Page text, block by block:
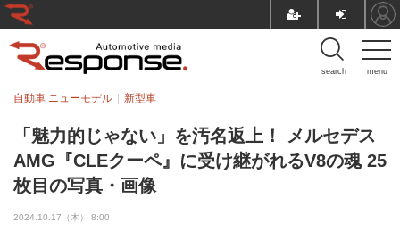
menu
search
「魅力的じゃない」を汚名返上！ メルセデス
AMG『CLEクーペ』に受け継がれるV8の魂 25
枚目の写真・画像
自動車 ニューモデル 新型車
2024.10.17（木） 8:00